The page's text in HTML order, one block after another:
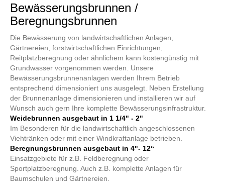
Bewässerungsbrunnen /
Beregnungsbrunnen
Die Bewässerung von landwirtschaftlichen Anlagen,
Gärtnereien, forstwirtschaftlichen Einrichtungen,
Reitplatzberegnung oder ähnlichem kann kostengünstig mit
Grundwasser vorgenommen werden. Unsere
Bewässerungsbrunnenanlagen werden Ihrem Betrieb
entsprechend dimensioniert uns ausgelegt. Neben Erstellung
der Brunnenanlage dimensionieren und installieren wir auf
Wunsch auch gern Ihre komplette Bewässerungsinfrastruktur.
Weidebrunnen ausgebaut in 1 1/4" - 2"
Im Besonderen für die landwirtschaftlich angeschlossenen
Viehtränken oder mit einer Windkraftanlage betrieben.
Beregnungsbrunnen ausgebaut in 4"- 12“
Einsatzgebiete für z.B. Feldberegnung oder
Sportplatzberegnung. Auch z.B. komplette Anlagen für
Baumschulen und Gärtnereien.